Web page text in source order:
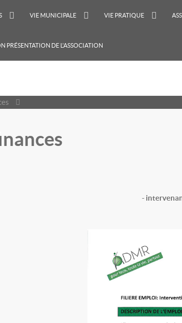
VIE MUNICIPALE VIE PRATIQUE
PRÉSENTATION DE L'ASSOCIATION
-